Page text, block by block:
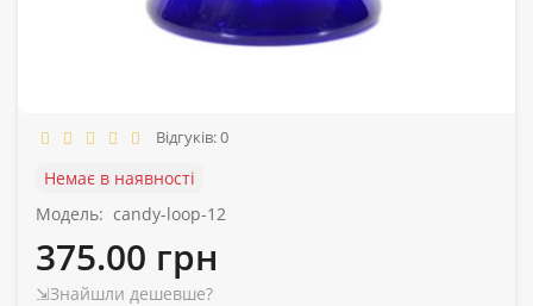
Відгуків: 0
Немає в наявності
Модель: candy-loop-12
375.00 грн
⇲Знайшли дешевше?